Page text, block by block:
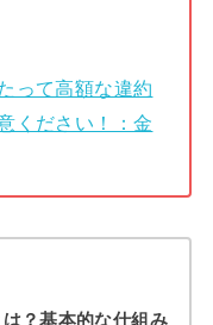
って高額な違約
ください！：金
？基本的な仕組み